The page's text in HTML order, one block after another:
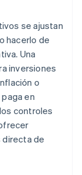
se ajustan
hacerlo de
Una
inversiones
o
en
controles
directa de